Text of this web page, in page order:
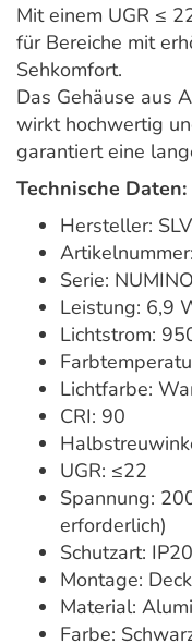
Mit einem UGR ≤
für Bereiche mit
Sehkomfort.
Das Gehäuse aus
wirkt hochwertig
garantiert eine
Technische Daten:
Hersteller: SLV
Serie:
Leistung: 6,9
Lichtstrom:
Lichtfarbe:
CRI: 90
UGR: ≤22
Spannung:
erforderlich)
Schutzart: IP20
Montage:
Material:
Farbe: